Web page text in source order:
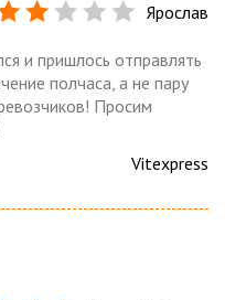
Ярослав
и пришлось отправлять
полчаса, а не пару
Просим
Vitexpress